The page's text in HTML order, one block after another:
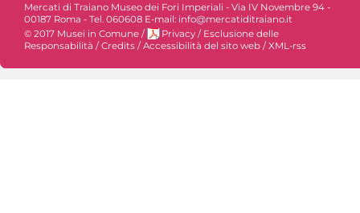
Mercati di Traiano Museo dei Fori Imperiali - Via IV Novembre 94 -
00187 Roma - Tel. 060608 E-mail: info@mercatiditraiano.it
© 2017 Musei in Comune / Privacy / Esclusione delle
Responsabilità /Credits /Accessibilità del sito web /XML-rss